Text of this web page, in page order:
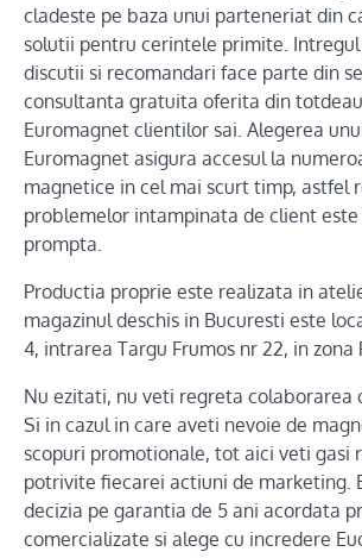
cladeste pe baza unui parteneriat din
solutii pentru cerintele primite. Intregul
discutii si recomandari face parte din
consultanta gratuita oferita din
Euromagnet clientilor sai. Alegerea
Euromagnet asigura accesul la
magnetice in cel mai scurt timp, astfel
problemelor intampinata de client este
prompta.
Productia proprie este realizata in
magazinul deschis in Bucuresti este
4, intrarea Targu Frumos nr 22, in zona
Nu ezitati, nu veti regreta colaborarea
Si in cazul in care aveti nevoie de
scopuri promotionale, tot aici veti gasi
potrivite fiecarei actiuni de marketing.
decizia pe garantia de 5 ani acordata
comercializate si alege cu incredere